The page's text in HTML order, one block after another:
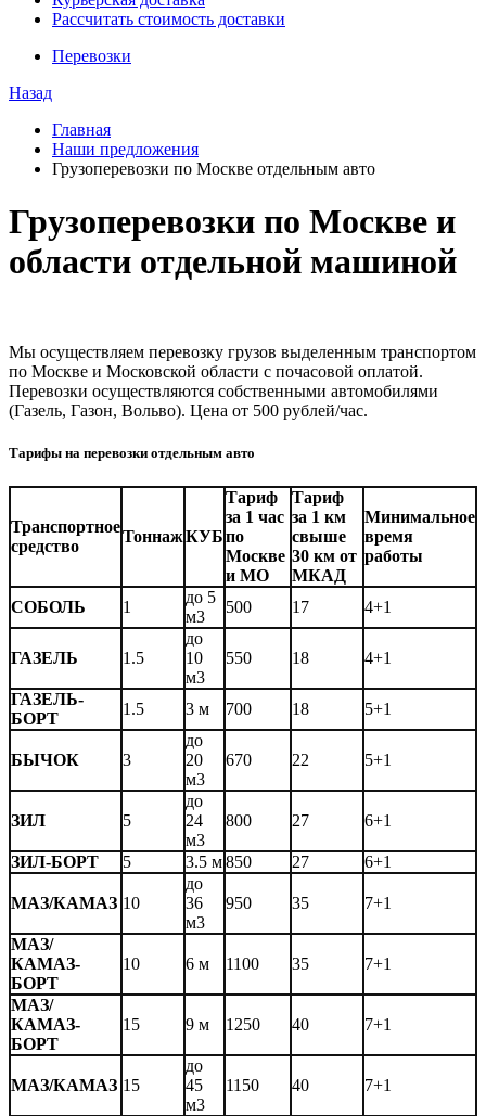
Рассчитать стоимость доставки
Перевозки
Назад
Главная
Наши предложения
Грузоперевозки по Москве отдельным авто
Грузоперевозки по Москве и
области отдельной машиной
Мы осуществляем перевозку грузов выделенным транспортом
по Москве и Московской области с почасовой оплатой.
Перевозки осуществляются собственными автомобилями
(Газель, Газон, Вольво). Цена от 500 рублей/час.
Тарифы на перевозки отдельным авто
Транспортное
средство
ТоннажКУБ
Тариф
за 1 час
по
Москве
и МО
Тариф
за 1 км
свыше
30 км от
МКАД
Минимальное
время
работы
СОБОЛЬ 1
до 5
м3
500 17 4+1
ГАЗЕЛЬ 1.5
до
10
м3
550 18 4+1
ГАЗЕЛЬ-
БОРТ
1.5 3 м 700 18 5+1
БЫЧОК 3
до
20
м3
670 22 5+1
ЗИЛ 5
до
24
м3
800 27 6+1
ЗИЛ-БОРТ 5 3.5 м850 27 6+1
МАЗ/КАМАЗ 10
до
36
м3
950 35 7+1
МАЗ/
КАМАЗ-
БОРТ
10 6 м 1100 35 7+1
МАЗ/
КАМАЗ-
БОРТ
15 9 м 1250 40 7+1
МАЗ/КАМАЗ 15
до
45
м3
1150 40 7+1